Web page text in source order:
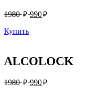
1980 руб. 990руб.
Купить
ALCOLOCK
1980 руб. 990руб.